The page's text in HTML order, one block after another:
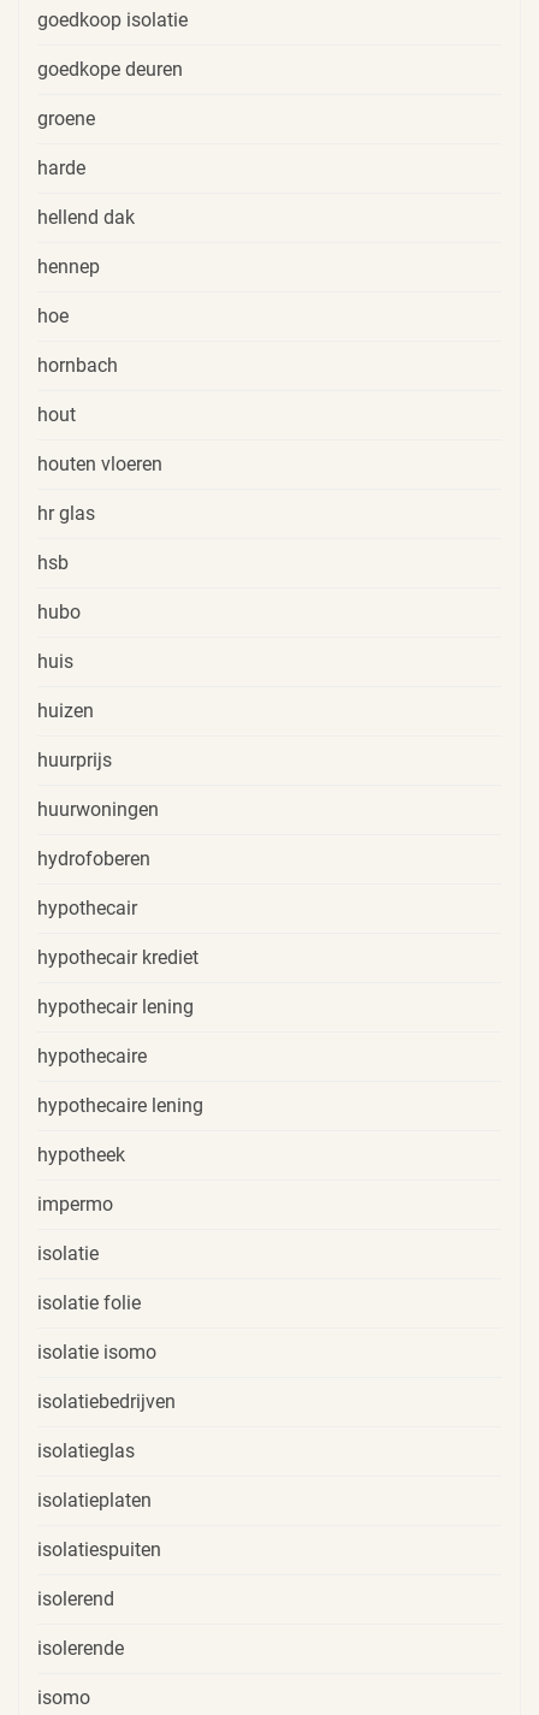
goedkoop isolatie
goedkope deuren
groene
harde
hellend dak
hennep
hoe
hornbach
hout
houten vloeren
hr glas
hsb
hubo
huis
huizen
huurprijs
huurwoningen
hydrofoberen
hypothecair
hypothecair krediet
hypothecair lening
hypothecaire
hypothecaire lening
hypotheek
impermo
isolatie
isolatie folie
isolatie isomo
isolatiebedrijven
isolatieglas
isolatieplaten
isolatiespuiten
isolerend
isolerende
isomo